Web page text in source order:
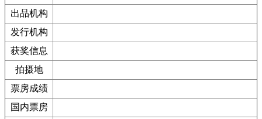
出品机构
发行机构
获奖信息
拍摄地
票房成绩
国内票房